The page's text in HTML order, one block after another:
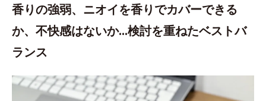
香りの強弱、ニオイを香りでカバーできる
か、不快感はないか…検討を重ねたベストバ
ランス